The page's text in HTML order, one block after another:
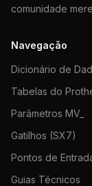
comunidade
Navegação
Dicionário de
Tabelas do
Parâmetros MV_
Gatilhos (SX7)
Pontos de
Guias Técnicos